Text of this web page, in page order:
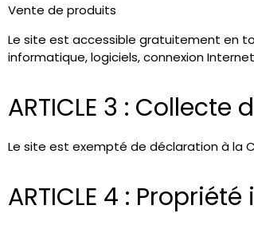
Vente de produits
Le site est accessible gratuitement en
informatique, logiciels, connexion
ARTICLE 3 : Collecte
Le site est exempté de déclaration à la
ARTICLE 4 :